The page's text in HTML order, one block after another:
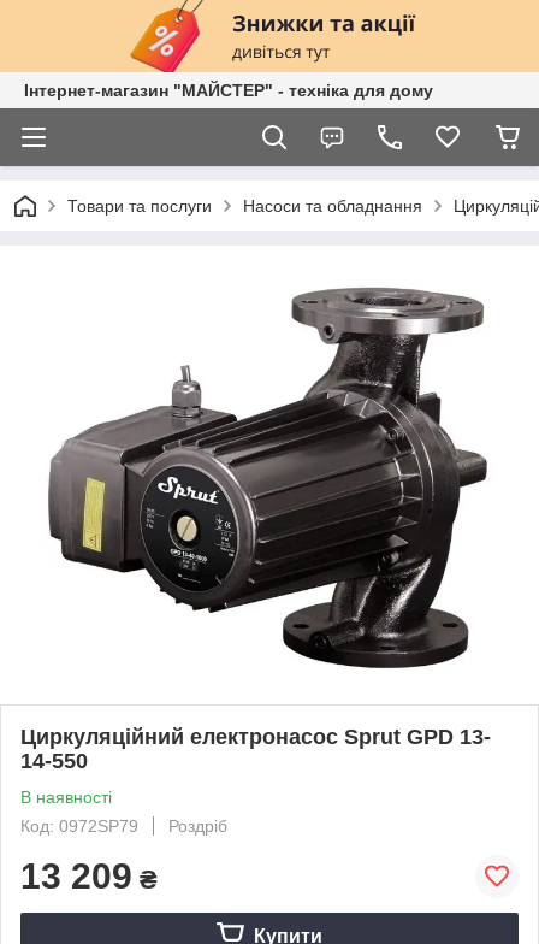
Інтернет-магазин "МАЙСТЕР" - техніка для дому
Товари та послуги Насоси та обладнання
Циркуляційний електронасос Sprut GPD 13-
14-550
В наявності
Код: 0972SP79
Роздріб
13 209 ₴
Купити